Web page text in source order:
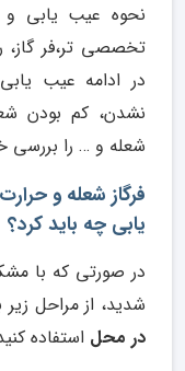
نحوه عیب یابی و
تخصصی تر،فر گاز،
در ادامه عیب
نشدن، کم بودن
شعله و … را بررسی
فرگاز شعله و
یابی چه باید کرد؟
در صورتی که با
شدید، از مراحل
در محل استفاده